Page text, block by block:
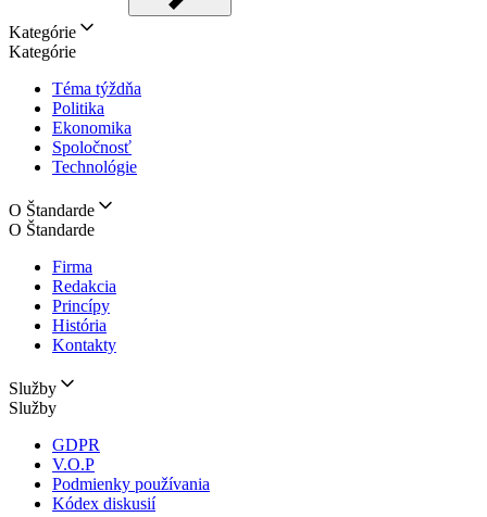
Kategórie
Kategórie
Téma týždňa
Politika
Ekonomika
Spoločnosť
Technológie
O Štandarde
O Štandarde
Firma
Redakcia
Princípy
História
Kontakty
Služby
Služby
GDPR
V.O.P
Podmienky používania
Kódex diskusií